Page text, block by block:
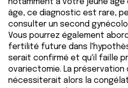
notamment à votre jeune
âge, ce diagnostic est rare,
consulter un second
Vous pourrez également
fertilité future dans
serait confirmé et qu'il faille
ovariectomie. La
nécessiterait alors la